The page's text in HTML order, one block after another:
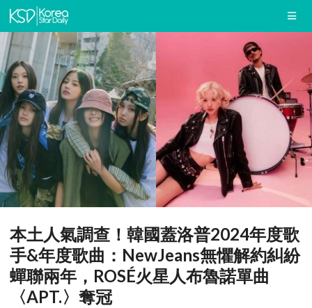
本土人氣調查！韓國蓋洛普2024年度歌
手&年度歌曲：NewJeans無懼解約糾紛
蟬聯兩年，ROSÉ火星人布魯諾單曲
〈APT.〉奪冠